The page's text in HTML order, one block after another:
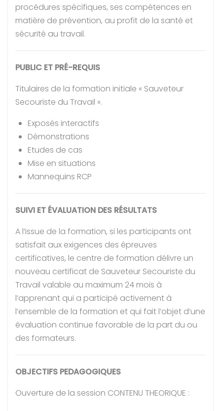
procédures spécifiques, ses compétences en
matière de prévention, au profit de la santé et
sécurité au travail.
PUBLIC ET PRÉ-REQUIS
Titulaires de la formation initiale « Sauveteur
Secouriste du Travail ».
Exposés interactifs
Démonstrations
Etudes de cas
Mise en situations
Mannequins RCP
SUIVI ET ÉVALUATION DES RÉSULTATS
A l’issue de la formation, si les participants ont
satisfait aux exigences des épreuves
certificatives, le centre de formation délivre un
nouveau certificat de Sauveteur Secouriste du
Travail valable au maximum 24 mois à
l’apprenant qui a participé activement à
l’ensemble de la formation et qui fait l’objet d’une
évaluation continue favorable de la part du ou
des formateurs.
OBJECTIFS PEDAGOGIQUES
Ouverture de la session CONTENU THEORIQUE :